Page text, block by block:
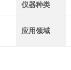
仪器种类
应用领域